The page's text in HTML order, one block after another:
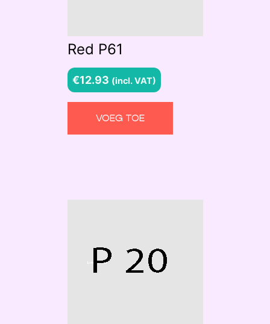
Red P61
€12.93 (incl. VAT)
VOEG TOE